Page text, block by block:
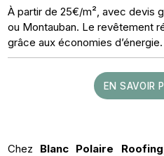
À partir de 25€/m², avec devis
ou Montauban. Le revêtement
grâce aux économies d’énergie.
EN SAVOIR
Chez Blanc Polaire Roofing